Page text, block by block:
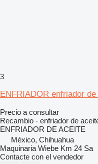
3
ENFRIADOR enfriador
Precio a consultar
Recambio - enfriador de
ENFRIADOR DE ACEITE
México, Chihuahua
Maquinaria Wiebe Km 24 Sa
Contacte con el vendedor